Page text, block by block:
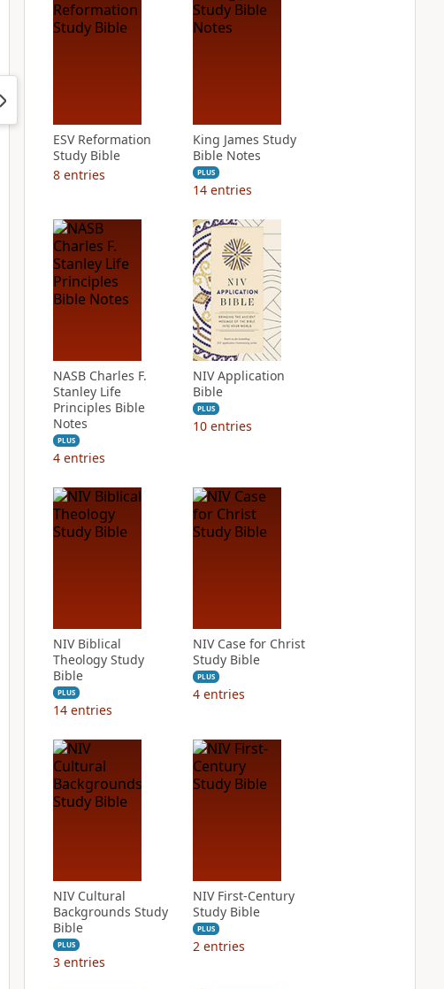
ESV Reformation
Study Bible
8 entries
King James Study
Bible Notes
PLUS
14 entries
NASB Charles F.
Stanley Life
Principles Bible
Notes
PLUS
4 entries
NIV Application
Bible
PLUS
10 entries
NIV Biblical
Theology Study
Bible
PLUS
14 entries
NIV Case for Christ
Study Bible
PLUS
4 entries
NIV Cultural
Backgrounds Study
Bible
PLUS
3 entries
NIV First-Century
Study Bible
PLUS
2 entries